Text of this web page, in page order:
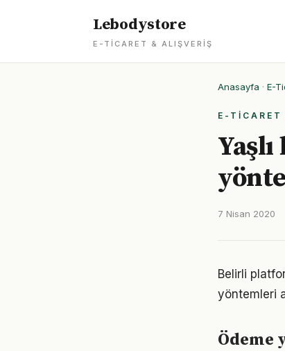
Lebodystore
E-TICARET & ALIŞVERIŞ
Anasayfa · E-
E-TICARET
7 Nisan 2020
Belirli
yöntemleri
Ödeme